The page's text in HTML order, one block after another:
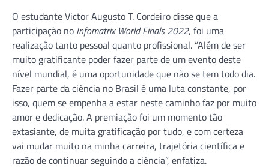
O estudante Victor Augusto T. Cordeiro disse que a
participação no Infomatrix World Finals 2022, foi uma
realização tanto pessoal quanto profissional. “Além de ser
muito gratificante poder fazer parte de um evento deste
nível mundial, é uma oportunidade que não se tem todo dia.
Fazer parte da ciência no Brasil é uma luta constante, por
isso, quem se empenha a estar neste caminho faz por muito
amor e dedicação. A premiação foi um momento tão
extasiante, de muita gratificação por tudo, e com certeza
vai mudar muito na minha carreira, trajetória científica e
razão de continuar seguindo a ciência”, enfatiza.